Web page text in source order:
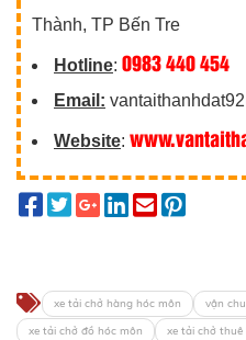
Thành, TP Bến Tre
Hotline: 0983 440 454
Email:
Website:
xe tải chở hàng hóc môn
vận
xe tải chở đồ hóc môn
xe tải chở thuê